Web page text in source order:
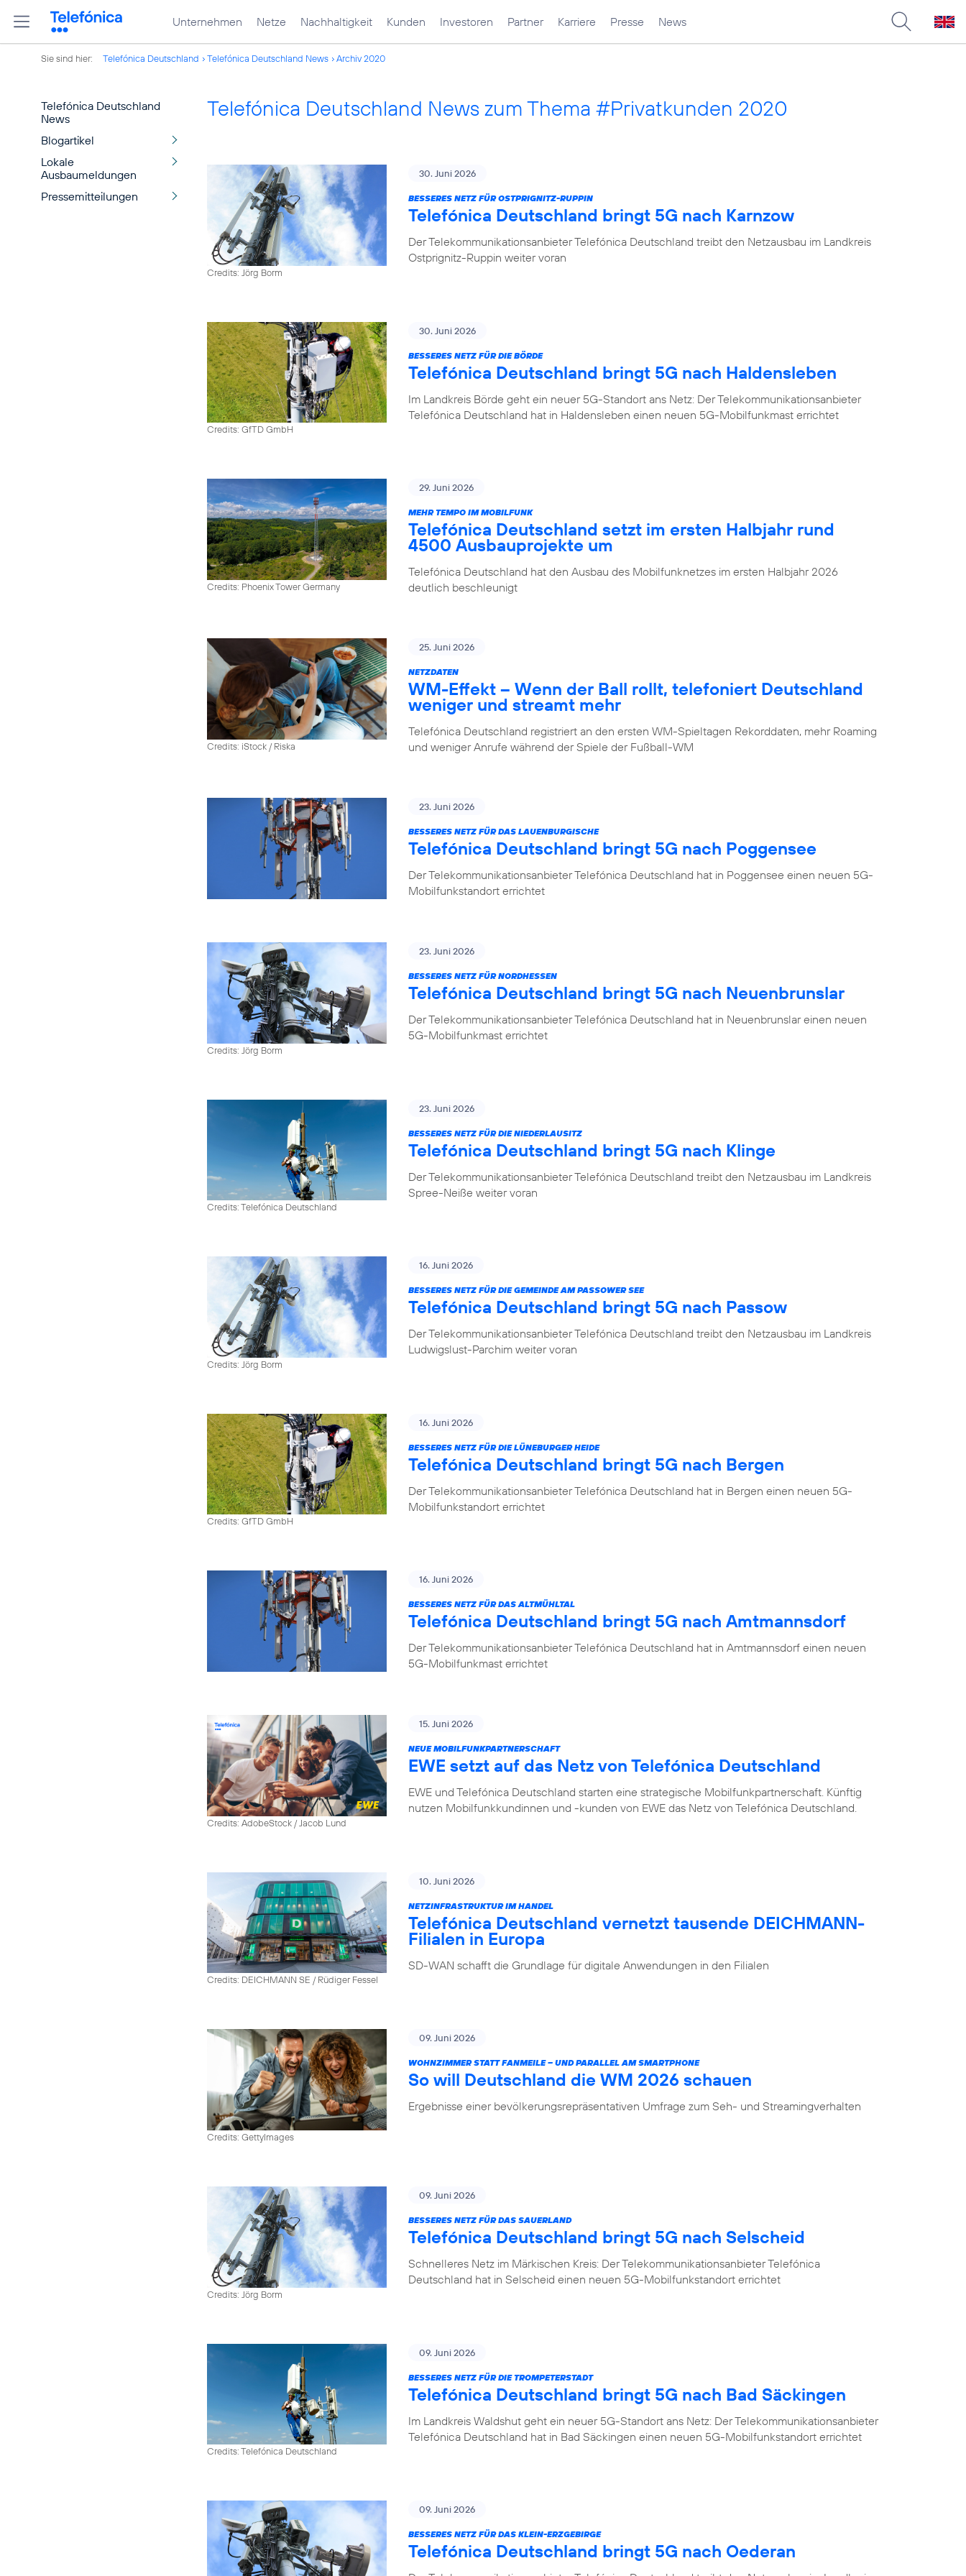
Unternehmen Netze Nachhaltigkeit Kunden Investoren Partner Karriere Presse News
Sie sind hier: Telefónica Deutschland Telefónica Deutschland News Archiv 2020
Telefónica Deutschland
News
Blogartikel
Lokale
Ausbaumeldungen
Pressemitteilungen
Telefónica Deutschland News zum Thema #Privatkunden 2020
Credits: Jörg Borm
30. Juni 2026
BESSERES NETZ FÜR OSTPRIGNITZ-RUPPIN
Telefónica Deutschland bringt 5G nach Karnzow
Der Telekommunikationsanbieter Telefónica Deutschland treibt den Netzausbau im Landkreis
Ostprignitz-Ruppin weiter voran
Credits: GfTD GmbH
30. Juni 2026
BESSERES NETZ FÜR DIE BÖRDE
Telefónica Deutschland bringt 5G nach Haldensleben
Im Landkreis Börde geht ein neuer 5G-Standort ans Netz: Der Telekommunikationsanbieter
Telefónica Deutschland hat in Haldensleben einen neuen 5G-Mobilfunkmast errichtet
Credits: Phoenix Tower Germany
29. Juni 2026
MEHR TEMPO IM MOBILFUNK
Telefónica Deutschland setzt im ersten Halbjahr rund
4500 Ausbauprojekte um
Telefónica Deutschland hat den Ausbau des Mobilfunknetzes im ersten Halbjahr 2026
deutlich beschleunigt
Credits: iStock / Riska
25. Juni 2026
NETZDATEN
WM-Effekt – Wenn der Ball rollt, telefoniert Deutschland
weniger und streamt mehr
Telefónica Deutschland registriert an den ersten WM-Spieltagen Rekorddaten, mehr Roaming
und weniger Anrufe während der Spiele der Fußball-WM
23. Juni 2026
BESSERES NETZ FÜR DAS LAUENBURGISCHE
Telefónica Deutschland bringt 5G nach Poggensee
Der Telekommunikationsanbieter Telefónica Deutschland hat in Poggensee einen neuen 5G-
Mobilfunkstandort errichtet
Credits: Jörg Borm
23. Juni 2026
BESSERES NETZ FÜR NORDHESSEN
Telefónica Deutschland bringt 5G nach Neuenbrunslar
Der Telekommunikationsanbieter Telefónica Deutschland hat in Neuenbrunslar einen neuen
5G-Mobilfunkmast errichtet
Credits: Telefónica Deutschland
23. Juni 2026
BESSERES NETZ FÜR DIE NIEDERLAUSITZ
Telefónica Deutschland bringt 5G nach Klinge
Der Telekommunikationsanbieter Telefónica Deutschland treibt den Netzausbau im Landkreis
Spree-Neiße weiter voran
Credits: Jörg Borm
16. Juni 2026
BESSERES NETZ FÜR DIE GEMEINDE AM PASSOWER SEE
Telefónica Deutschland bringt 5G nach Passow
Der Telekommunikationsanbieter Telefónica Deutschland treibt den Netzausbau im Landkreis
Ludwigslust-Parchim weiter voran
Credits: GfTD GmbH
16. Juni 2026
BESSERES NETZ FÜR DIE LÜNEBURGER HEIDE
Telefónica Deutschland bringt 5G nach Bergen
Der Telekommunikationsanbieter Telefónica Deutschland hat in Bergen einen neuen 5G-
Mobilfunkstandort errichtet
16. Juni 2026
BESSERES NETZ FÜR DAS ALTMÜHLTAL
Telefónica Deutschland bringt 5G nach Amtmannsdorf
Der Telekommunikationsanbieter Telefónica Deutschland hat in Amtmannsdorf einen neuen
5G-Mobilfunkmast errichtet
Credits: AdobeStock / Jacob Lund
15. Juni 2026
NEUE MOBILFUNKPARTNERSCHAFT
EWE setzt auf das Netz von Telefónica Deutschland
EWE und Telefónica Deutschland starten eine strategische Mobilfunkpartnerschaft. Künftig
nutzen Mobilfunkkundinnen und -kunden von EWE das Netz von Telefónica Deutschland.
Credits: DEICHMANN SE / Rüdiger Fessel
10. Juni 2026
NETZINFRASTRUKTUR IM HANDEL
Telefónica Deutschland vernetzt tausende DEICHMANN-
Filialen in Europa
SD-WAN schafft die Grundlage für digitale Anwendungen in den Filialen
Credits: GettyImages
09. Juni 2026
WOHNZIMMER STATT FANMEILE – UND PARALLEL AM SMARTPHONE
So will Deutschland die WM 2026 schauen
Ergebnisse einer bevölkerungsrepräsentativen Umfrage zum Seh- und Streamingverhalten
Credits: Jörg Borm
09. Juni 2026
BESSERES NETZ FÜR DAS SAUERLAND
Telefónica Deutschland bringt 5G nach Selscheid
Schnelleres Netz im Märkischen Kreis: Der Telekommunikationsanbieter Telefónica
Deutschland hat in Selscheid einen neuen 5G-Mobilfunkstandort errichtet
Credits: Telefónica Deutschland
09. Juni 2026
BESSERES NETZ FÜR DIE TROMPETERSTADT
Telefónica Deutschland bringt 5G nach Bad Säckingen
Im Landkreis Waldshut geht ein neuer 5G-Standort ans Netz: Der Telekommunikationsanbieter
Telefónica Deutschland hat in Bad Säckingen einen neuen 5G-Mobilfunkstandort errichtet
09. Juni 2026
BESSERES NETZ FÜR DAS KLEIN-ERZGEBIRGE
Telefónica Deutschland bringt 5G nach Oederan